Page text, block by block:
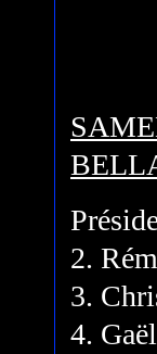
2.
3.
4.